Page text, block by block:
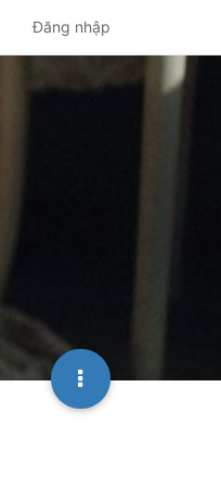
Đăng nhập